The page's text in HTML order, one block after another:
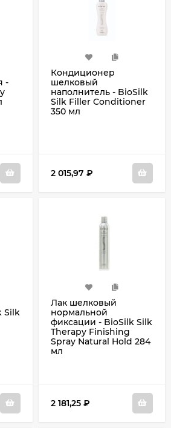
-
Кондиционер
шелковый
наполнитель - BioSilk
Silk Filler Conditioner
350 мл
2 015,97 ₽
Silk
Лак шелковый
нормальной
фиксации - BioSilk Silk
Therapy Finishing
Spray Natural Hold 284
мл
2 181,25 ₽